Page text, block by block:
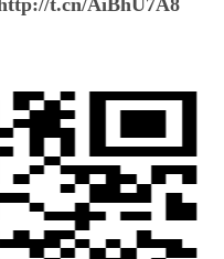
t.cn/AiBhU7A8